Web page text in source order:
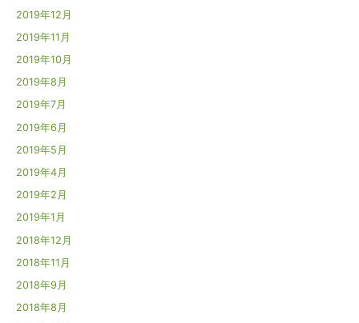
2019年12月
2019年11月
2019年10月
2019年8月
2019年7月
2019年6月
2019年5月
2019年4月
2019年2月
2019年1月
2018年12月
2018年11月
2018年9月
2018年8月